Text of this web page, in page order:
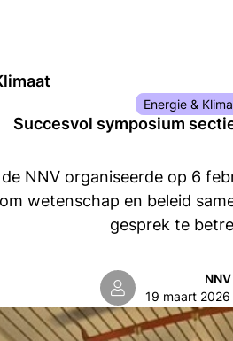
Energie &
Succesvol symposium
NNV organiseerde op 6
wetenschap en beleid
gesprek te
NNV
19 maart